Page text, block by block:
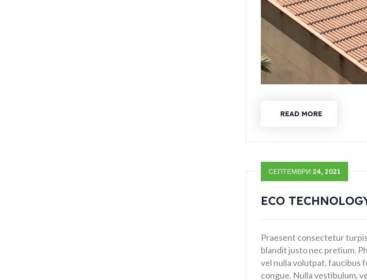
READ MORE
СЕПТЕМВРИ 24, 2021
ECO
Praesent consectetur
blandit justo nec pretium.
vel nulla volutpat, faucibus
congue. Nulla vestibulum,